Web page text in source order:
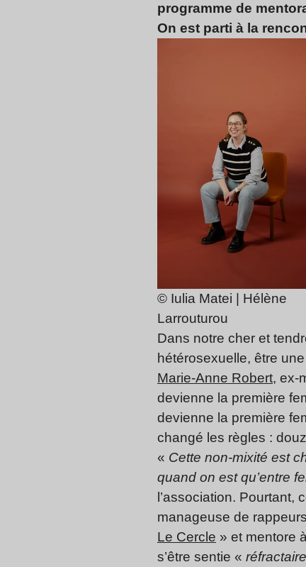
programme de
On est parti à la
© Iulia Matei | Hélène
Larrouturou
Dans notre cher et
hétérosexuelle, être
Marie-Anne Robert, ex-
devienne la première
devienne la première
changé les règles :
« Cette non-mixité est
quand on est qu’entre
l’association. Pourtant,
manageuse de
Le Cercle » et mentore
s’être sentie « réfractaire